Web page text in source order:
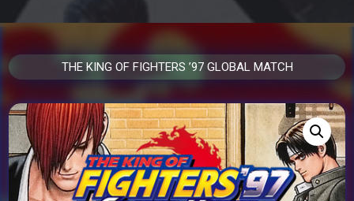
THE KING OF FIGHTERS ’97 GLOBAL MATCH